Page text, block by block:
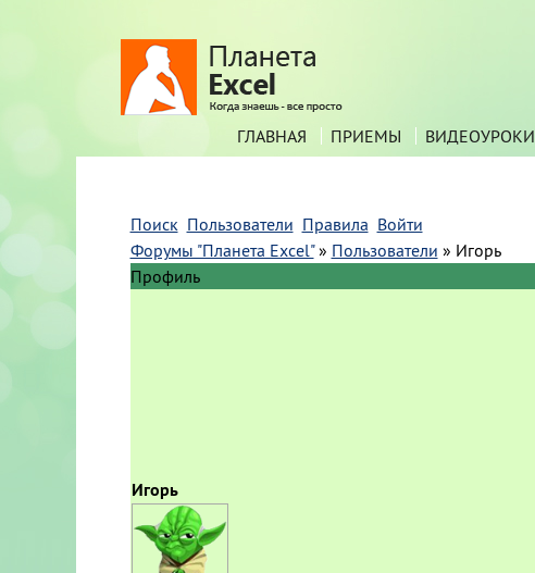
ГЛАВНАЯ ПРИЕМЫ ВИДЕОУРОКИ
Поиск Пользователи Правила Войти
Форумы "Планета Excel" » Пользователи » Игорь
Профиль
Игорь